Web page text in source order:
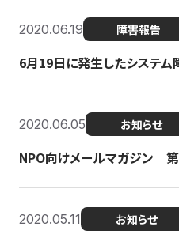
2020.06.19 障害報告
6月19日に発生したシステム
2020.06.05 お知らせ
NPO向けメールマガジン
2020.05.11 お知らせ